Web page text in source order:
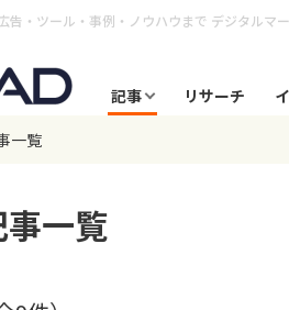
告・ツール・事例・ノウハウまで デジタルマ
記事 リサーチ
一覧
事一覧